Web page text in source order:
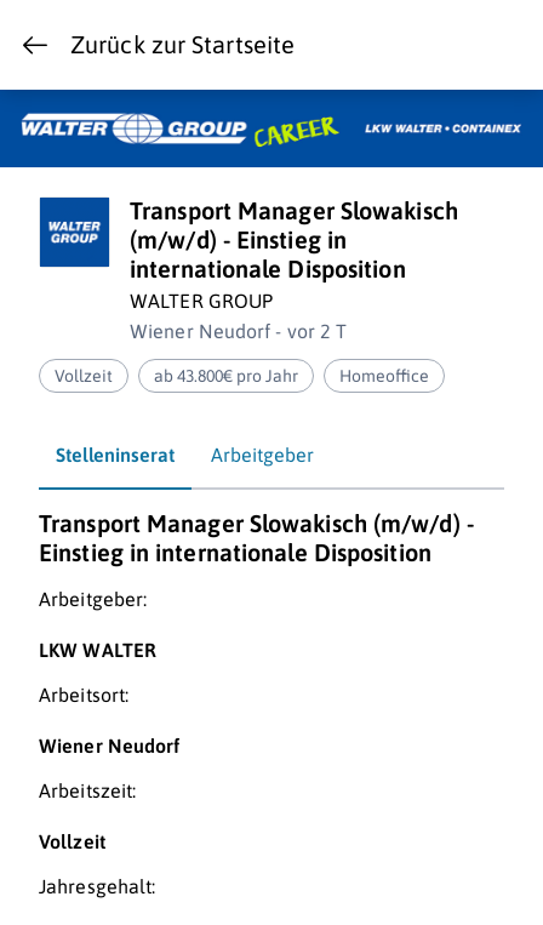
Zurück zur Startseite
Transport Manager Slowakisch
(m/w/d) - Einstieg in
internationale Disposition
WALTER GROUP
Wiener Neudorf - vor 2 T
Vollzeit ab 43.800€ pro Jahr Homeoffice
Stelleninserat Arbeitgeber
Transport Manager Slowakisch (m/w/d) -
Einstieg in internationale Disposition
Arbeitgeber:
LKW WALTER
Arbeitsort:
Wiener Neudorf
Arbeitszeit:
Vollzeit
Jahresgehalt: